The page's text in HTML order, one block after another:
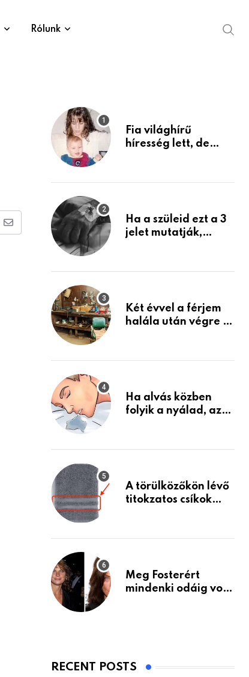
Rólunk
Share
Fia világhírű
híresség lett, de
mint azt el tudnád
Ha a szüleid ezt a 3
jelet mutatják,
Készülj fel arra, ami
Két évvel a férjem
halála után végre át
holmiját – amit
életemet
Ha alvás közben
folyik a nyálad, az
A törülközőkön lévő
titokzatos csíkok
Meg Fosterért
mindenki odáig volt
RECENT POSTS